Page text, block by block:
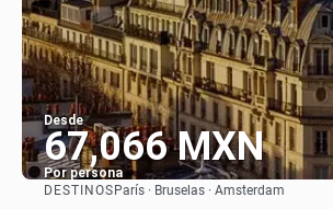
Desde
67,066 MXN
Por persona
DESTINOS París · Bruselas · Amsterdam